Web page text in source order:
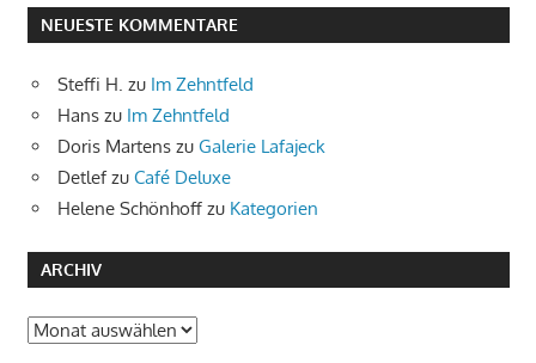
NEUESTE KOMMENTARE
Steffi H. zu Im Zehntfeld
Hans zu Im Zehntfeld
Doris Martens zu Galerie Lafajeck
Detlefzu Café Deluxe
Helene Schönhoff zu Kategorien
ARCHIV
Archiv